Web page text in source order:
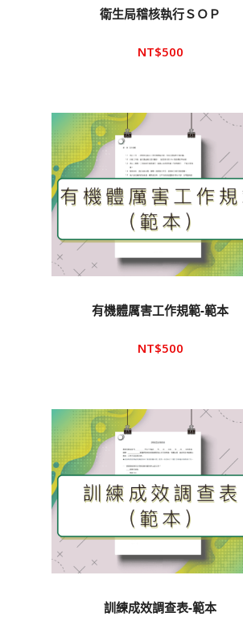
衛生局稽核執行ＳＯＰ
NT$500
有機體厲害工作規範-範本
NT$500
訓練成效調查表-範本